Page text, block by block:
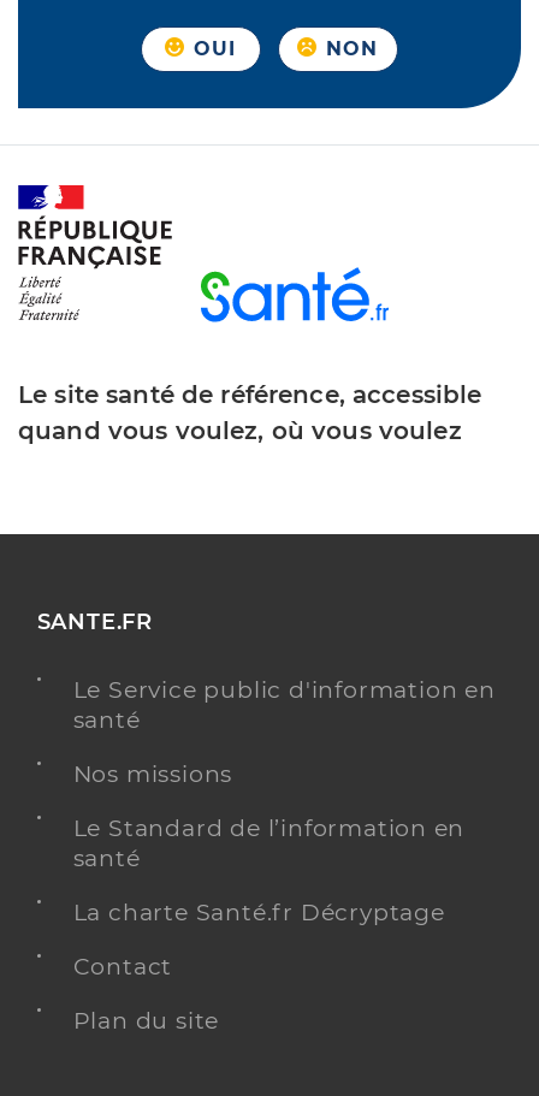
OUI NON
Le site santé de référence, accessible
quand vous voulez, où vous voulez
SANTE.FR
Le Service public d'information en
santé
Nos missions
Le Standard de l’information en
santé
La charte Santé.fr Décryptage
Contact
Plan du site